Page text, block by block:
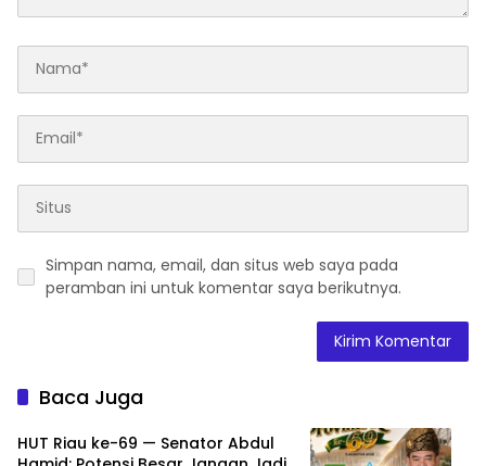
Simpan nama, email, dan situs web saya pada
peramban ini untuk komentar saya berikutnya.
Baca Juga
HUT Riau ke-69 — Senator Abdul